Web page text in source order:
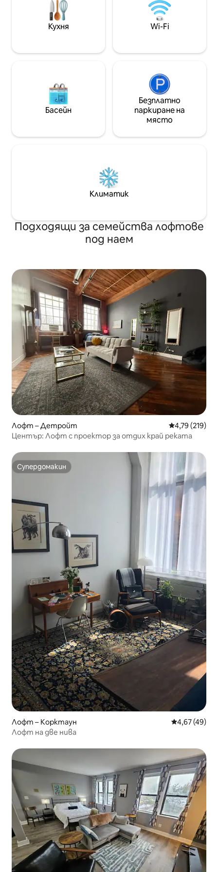
за възрастни, с чудесни заведения за
хранене, нощен живот и атракции
наблизо, които да разгледате.
помещението свободно
Кухня Wi-Fi
Басейн
Безплатно
паркиране на
място
Климатик
Подходящи за семейства лофтове
под наем
Лофт – Детройт Средна
4,79 (219)
Център: Лофт с проектор за отдих край реката
Супердомакин
Супердомакин
Лофт – Корктаун Средна
4,67 (49)
Лофт на две нива